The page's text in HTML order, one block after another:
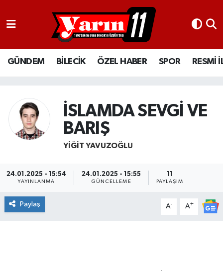
GÜNDEM BİLECİK ÖZEL HABER SPOR RESMİ
İSLAMDA SEVGİ VE
BARIŞ
YİĞİT YAVUZOĞLU
24.01.2025 - 15:54
YAYINLANMA
24.01.2025 - 15:55
GÜNCELLEME PAYLAŞIM
Paylaş A- A+
GÜNDEM
BİLECİK
SPOR
RESMİ İLANLAR
Bilecik Nöbetçi Eczaneler
Bilecik Hava Durumu
Bilecik Trafik Yoğunluk Haritası
Süper Lig Puan Durumu ve Fikstür
Haber Arşivi